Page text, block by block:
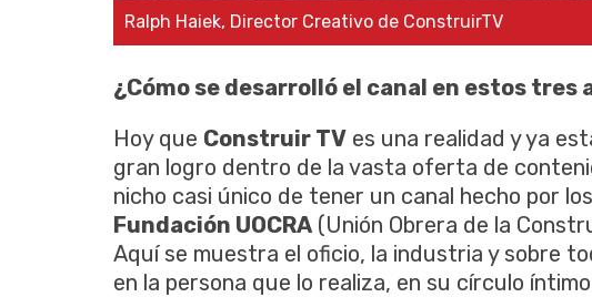
Ralph Haiek, Director Creativo de ConstruirTV
¿Cómo se desarrolló el canal en estos tres
Hoy que Construir TV es una realidad y ya
gran logro dentro de la vasta oferta de
nicho casi único de tener un canal hecho por
Fundación UOCRA (Unión Obrera de la
Aquí se muestra el oficio, la industria y sobre
en la persona que lo realiza, en su círculo